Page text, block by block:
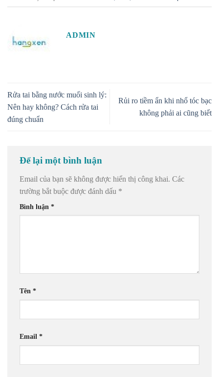
ADMIN
Rửa tai bằng nước muối sinh lý:
Nên hay không? Cách rửa tai
đúng chuẩn
Rủi ro tiềm ẩn khi nhổ tóc bạc
không phải ai cũng biết
Để lại một bình luận
Email của bạn sẽ không được hiển thị công khai. Các
trường bắt buộc được đánh dấu *
Bình luận *
Tên *
Email *